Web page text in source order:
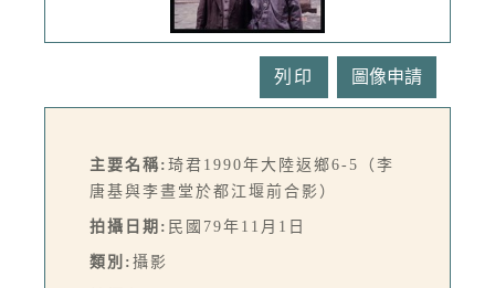
列印
主要名稱: 琦君1990年大陸返鄉6-5（李
唐基與李晝堂於都江堰前合影）
拍攝日期: 民國79年11月1日
類別: 攝影